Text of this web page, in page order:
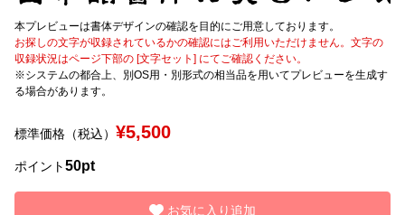
価格帯
リセット
本プレビューは書体デザインの確認を目的にご用意しております。
お探しの文字が収録されているかの確認にはご利用いただけません。文字の
収録状況はページ下部の [文字セット] にてご確認ください。
※システムの都合上、別OS用・別形式の相当品を用いてプレビューを生成す
る場合があります。
標準価格（税込） ¥5,500
ポイント50pt
お気に入り追加